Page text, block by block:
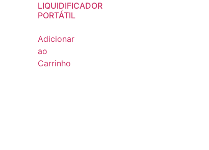
LIQUIDIFICADOR
PORTÁTIL
Adicionar
ao
Carrinho